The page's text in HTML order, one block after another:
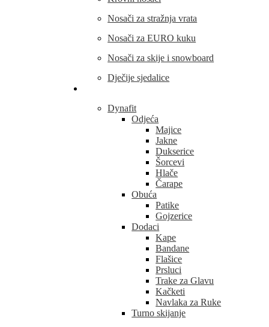
Nosači za stražnja vrata
Nosači za EURO kuku
Nosači za skije i snowboard
Dječije sjedalice
Dynafit
Odjeća
Majice
Jakne
Dukserice
Šorcevi
Hlače
Čarape
Obuća
Patike
Gojzerice
Dodaci
Kape
Bandane
Flašice
Prsluci
Trake za Glavu
Kačketi
Navlaka za Ruke
Turno skijanje